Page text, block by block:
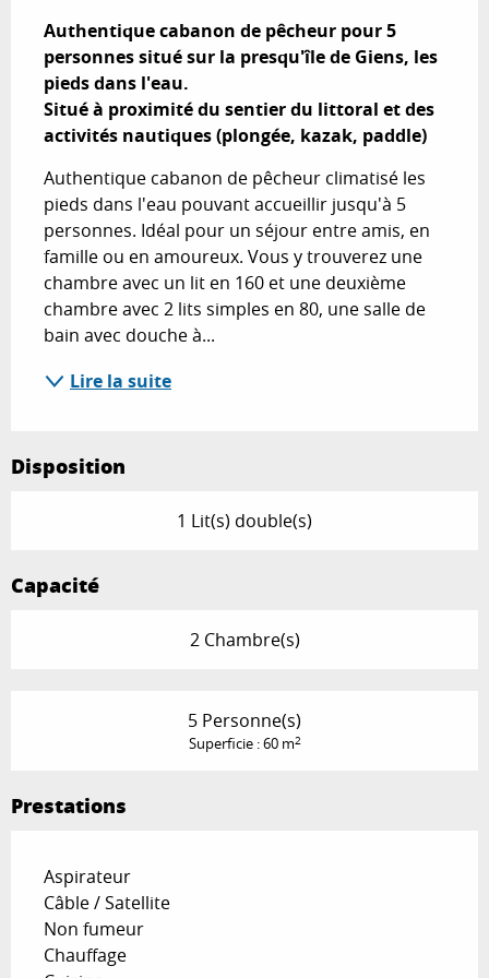
Authentique cabanon de pêcheur pour 5
personnes situé sur la presqu'île de Giens, les
pieds dans l'eau.
Situé à proximité du sentier du littoral et des
activités nautiques (plongée, kazak, paddle)
Authentique cabanon de pêcheur climatisé les
pieds dans l'eau pouvant accueillir jusqu'à 5
personnes. Idéal pour un séjour entre amis, en
famille ou en amoureux. Vous y trouverez une
chambre avec un lit en 160 et une deuxième
chambre avec 2 lits simples en 80, une salle de
bain avec douche à...
Lire la suite
Disposition
1 Lit(s) double(s)
Capacité
2 Chambre(s)
5 Personne(s)
Superficie : 60 m2
Prestations
Aspirateur
Câble / Satellite
Non fumeur
Chauffage